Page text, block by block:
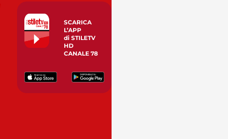
SCARICA
L’APP
di STILETV
HD
CANALE 78